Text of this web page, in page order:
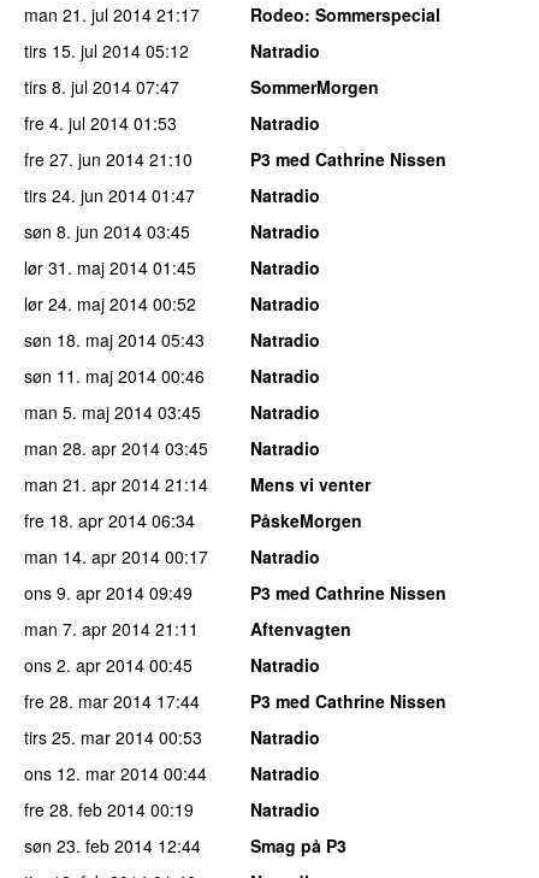
man 21. jul 2014 21:17 Rodeo: Sommerspecial
tirs 15. jul 2014 05:12
Natradio
tirs 8. jul 2014 07:47
SommerMorgen
fre 4. jul 2014 01:53
Natradio
fre 27. jun 2014 21:10
P3 med Cathrine Nissen
tirs 24. jun 2014 01:47
Natradio
søn 8. jun 2014 03:45
Natradio
lør 31. maj 2014 01:45
Natradio
lør 24. maj 2014 00:52
Natradio
søn 18. maj 2014 05:43
Natradio
søn 11. maj 2014 00:46
Natradio
man 5. maj 2014 03:45
Natradio
man 28. apr 2014 03:45
Natradio
man 21. apr 2014 21:14
Mens vi venter
fre 18. apr 2014 06:34
PåskeMorgen
man 14. apr 2014 00:17
Natradio
ons 9. apr 2014 09:49
P3 med Cathrine Nissen
man 7. apr 2014 21:11
Aftenvagten
ons 2. apr 2014 00:45
Natradio
fre 28. mar 2014 17:44
P3 med Cathrine Nissen
tirs 25. mar 2014 00:53
Natradio
ons 12. mar 2014 00:44
Natradio
fre 28. feb 2014 00:19
Natradio
søn 23. feb 2014 12:44
Smag på P3